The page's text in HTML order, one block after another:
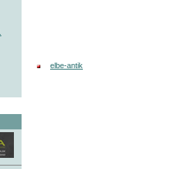
elbe-antik